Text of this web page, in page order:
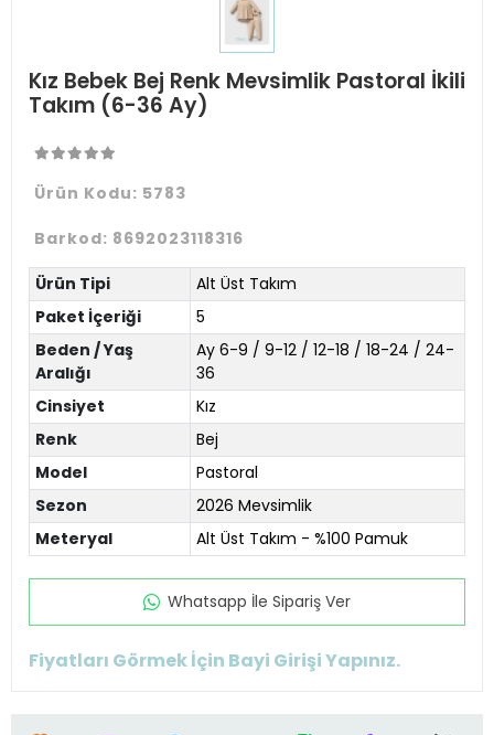
Kız Bebek Bej Renk Mevsimlik Pastoral İkili
Takım (6-36 Ay)
Ürün Kodu: 5783
Barkod: 8692023118316
Ürün Tipi
Alt Üst Takım
Paket İçeriği
5
Beden / Yaş
Aralığı
Ay 6-9 / 9-12 / 12-18 / 18-24 / 24-
36
Cinsiyet
Kız
Renk
Bej
Model
Pastoral
Sezon
2026 Mevsimlik
Meteryal
Alt Üst Takım - %100 Pamuk
Whatsapp İle Sipariş Ver
Fiyatları Görmek İçin Bayi Girişi Yapınız.